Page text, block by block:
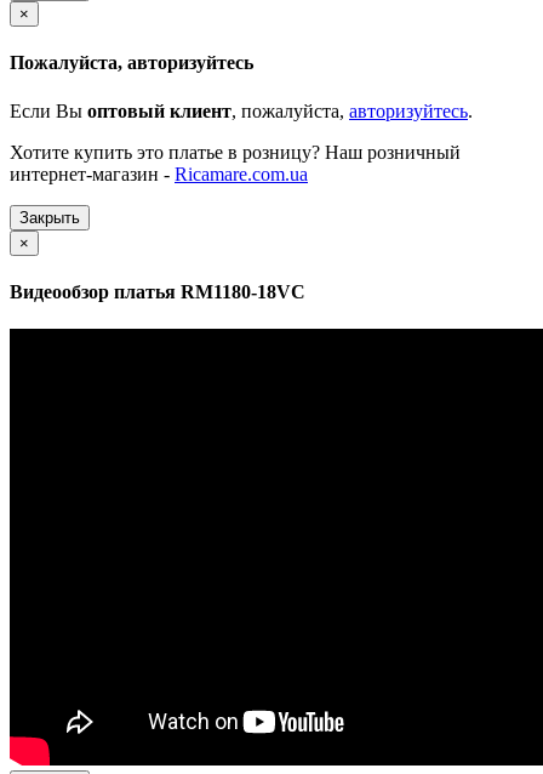
×
Пожалуйста, авторизуйтесь
Если Вы оптовый клиент, пожалуйста, авторизуйтесь.
Хотите купить это платье в розницу? Наш розничный
интернет-магазин - Ricamare.com.ua
Закрыть
×
Видеообзор платья RM1180-18VC